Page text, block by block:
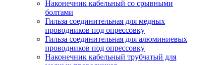
Наконечник кабельный со срывными
болтами
Гильза соединительная для медных
проводников под опрессовку
Гильза соединительная для алюминиевых
проводников под опрессовку
Наконечник кабельный трубчатый для